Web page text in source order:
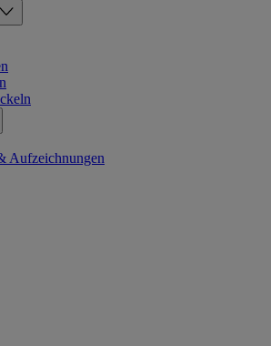
Aufzeichnungen